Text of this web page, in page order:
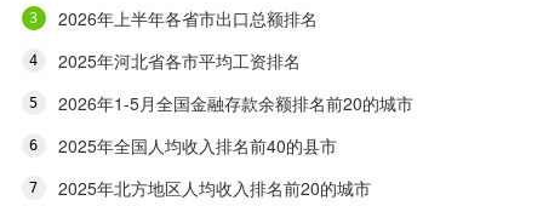
2026年上半年各省市出口总额排名
2025年河北省各市平均工资排名
2026年1-5月全国金融存款余额排名前20的城市
2025年全国人均收入排名前40的县市
2025年北方地区人均收入排名前20的城市